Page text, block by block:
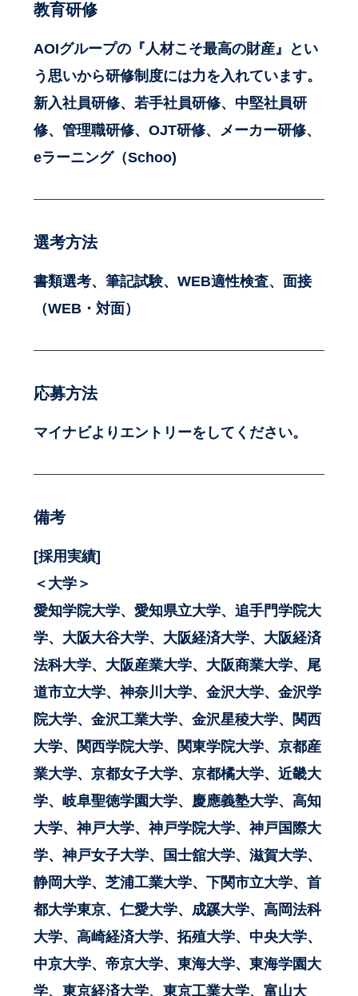
教育研修
AOIグループの『人材こそ最高の財産』とい
う思いから研修制度には力を入れています。
新入社員研修、若手社員研修、中堅社員研
修、管理職研修、OJT研修、メーカー研修、
eラーニング（Schoo)
選考方法
書類選考、筆記試験、WEB適性検査、面接
（WEB・対面）
応募方法
マイナビよりエントリーをしてください。
備考
[採用実績]
＜大学＞
愛知学院大学、愛知県立大学、追手門学院大
学、大阪大谷大学、大阪経済大学、大阪経済
法科大学、大阪産業大学、大阪商業大学、尾
道市立大学、神奈川大学、金沢大学、金沢学
院大学、金沢工業大学、金沢星稜大学、関西
大学、関西学院大学、関東学院大学、京都産
業大学、京都女子大学、京都橘大学、近畿大
学、岐阜聖徳学園大学、慶應義塾大学、高知
大学、神戸大学、神戸学院大学、神戸国際大
学、神戸女子大学、国士舘大学、滋賀大学、
静岡大学、芝浦工業大学、下関市立大学、首
都大学東京、仁愛大学、成蹊大学、高岡法科
大学、高崎経済大学、拓殖大学、中央大学、
中京大学、帝京大学、東海大学、東海学園大
学、東京経済大学、東京工業大学、富山大